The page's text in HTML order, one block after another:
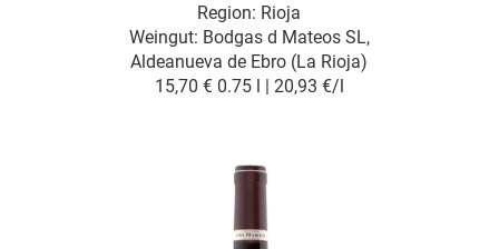
Weingut: Bodgas d Mateos SL,
Aldeanueva de Ebro (La Rioja)
Region: Rioja
15,70 € 0.75 l | 20,93 €/l